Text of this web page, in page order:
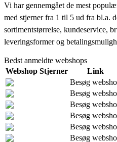
Vi har gennemgået de mest
med stjerner fra 1 til 5 ud fra bl.a.
sortimentstørrelse, kundeservice,
leveringsformer og
Bedst anmeldte webshops
Webshop Stjerner
Link
Besøg
Besøg
Besøg
Besøg
Besøg
Besøg